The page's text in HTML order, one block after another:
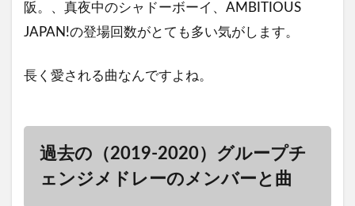
阪。、真夜中のシャドーボーイ、AMBITIOUS
JAPAN!の登場回数がとても多い気がします。
長く愛される曲なんですよね。
過去の（2019-2020）グループチ
ェンジメドレーのメンバーと曲